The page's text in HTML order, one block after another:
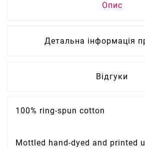
Опис
Детальна інформація
Відгуки
100% ring-spun cotton
Mottled hand-dyed and printed